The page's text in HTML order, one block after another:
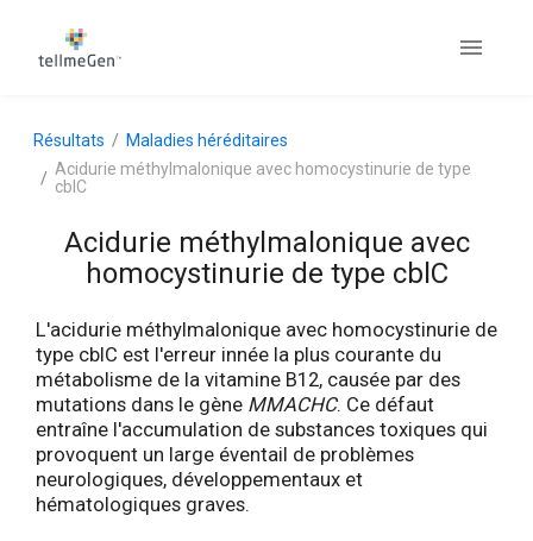
Résultats
Maladies héréditaires
Acidurie méthylmalonique avec homocystinurie de type
cblC
Acidurie méthylmalonique avec
homocystinurie de type cblC
L'acidurie méthylmalonique avec homocystinurie de
type cblC est l'erreur innée la plus courante du
métabolisme de la vitamine B12, causée par des
mutations dans le gène MMACHC. Ce défaut
entraîne l'accumulation de substances toxiques qui
provoquent un large éventail de problèmes
neurologiques, développementaux et
hématologiques graves.